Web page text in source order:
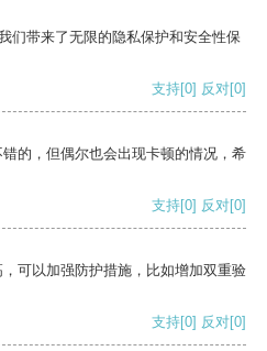
们带来了无限的隐私保护和安全性保
支持[0] 反对[0]
的，但偶尔也会出现卡顿的情况，希
支持[0] 反对[0]
可以加强防护措施，比如增加双重验
支持[0] 反对[0]